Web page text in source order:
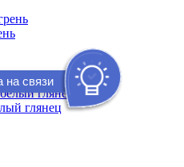
глянец
на связи